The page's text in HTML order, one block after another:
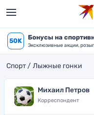
50K Бонусы на
Эксклюзивные акции,
Спорт Лыжные гонки
Михаил Петров
Корреспондент